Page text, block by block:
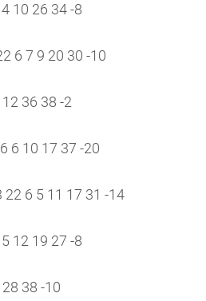
10 26 34 -8
6 7 9 20 30 -10
36 38 -2
6 10 17 37 -20
6 5 11 17 31 -14
12 19 27 -8
38 -10